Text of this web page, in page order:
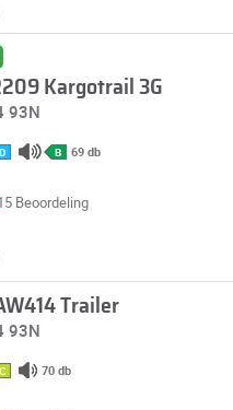
Kargotrail 3G
93N
D B 69 db
Beoordeling
Trailer
93N
C 70 db